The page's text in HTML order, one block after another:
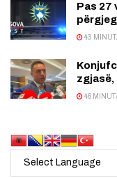
Pas 27
43
zgjasë,
46